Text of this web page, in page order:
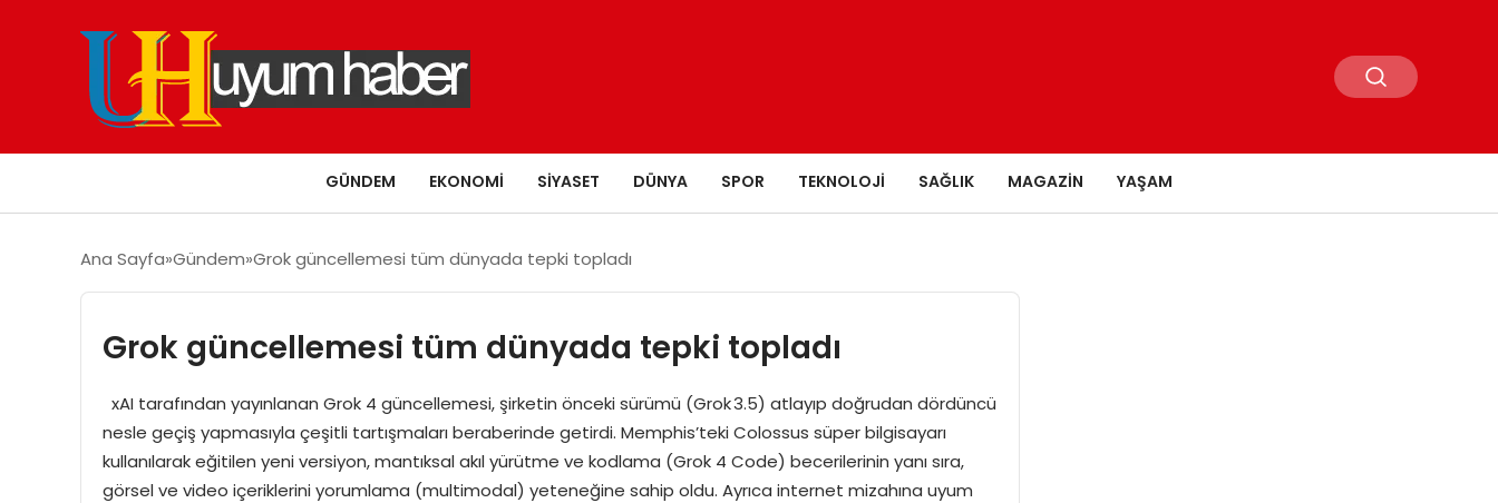
GÜNDEM EKONOMI SIYASET DÜNYA SPOR TEKNOLOJI SAĞLIK MAGAZIN YAŞAM
Ana Sayfa Gündem Grok güncellemesi tüm dünyada tepki topladı
Grok güncellemesi tüm dünyada tepki topladı
xAI tarafından yayınlanan Grok 4 güncellemesi, şirketin önceki sürümü (Grok 3.5) atlayıp doğrudan dördüncü
nesle geçiş yapmasıyla çeşitli tartışmaları beraberinde getirdi. Memphis’teki Colossus süper bilgisayarı
kullanılarak eğitilen yeni versiyon, mantıksal akıl yürütme ve kodlama (Grok 4 Code) becerilerinin yanı sıra,
görsel ve video içeriklerini yorumlama (multimodal) yeteneğine sahip oldu. Ayrıca internet mizahına uyum